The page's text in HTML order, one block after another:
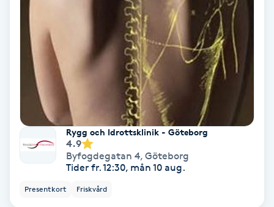
Ortobionomi
Ortopedi
Osteopati
Paraffinbehandling
Rygg och Idrottsklinik - Göteborg
4.9
Byfogdegatan 4, Göteborg
Tider fr. 12:30, mån 10 aug.
Presentkort Friskvård